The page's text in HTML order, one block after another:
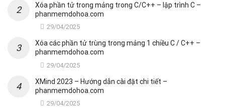
Xóa phần tử trong mảng trong C/C++ – lập trình C –
phanmemdohoa.com
29/04/2025
Xóa các phần tử trùng trong mảng 1 chiều C / C++ –
phanmemdohoa.com
29/04/2025
XMind 2023 – Hướng dẫn cài đặt chi tiết –
phanmemdohoa.com
29/04/2025